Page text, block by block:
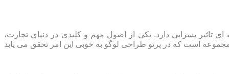
بسزایی دارد. یکی از اصول مهم و کلیدی در دنیای تجارت،